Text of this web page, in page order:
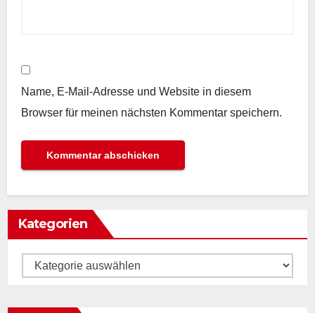
Name, E-Mail-Adresse und Website in diesem
Browser für meinen nächsten Kommentar speichern.
Kategorien
Kategorien